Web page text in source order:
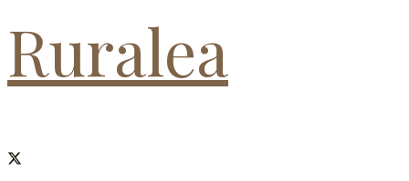
Ruralea